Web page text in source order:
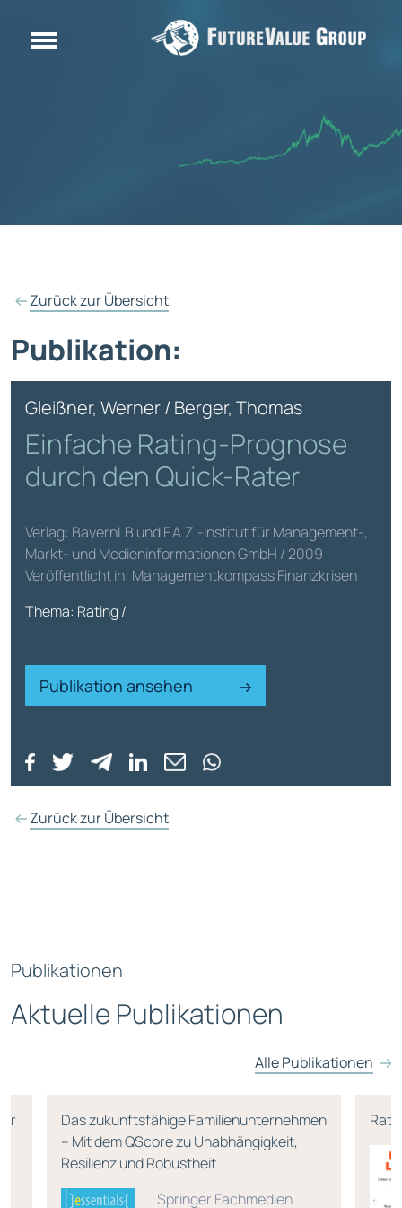
Zurück zur Übersicht
Publikation:
Gleißner, Werner / Berger, Thomas
Einfache Rating-Prognose
durch den Quick-Rater
Verlag: BayernLB und F.A.Z.-Institut für Management-,
Markt- und Medieninformationen GmbH / 2009
Veröffentlicht in: Managementkompass Finanzkrisen
Thema: Rating /
Publikation ansehen
Zurück zur Übersicht
Publikationen
Aktuelle Publikationen
Alle Publikationen
Das zukunftsfähige Familienunternehmen
– Mit dem QScore zu Unabhängigkeit,
Resilienz und Robustheit
Springer Fachmedien